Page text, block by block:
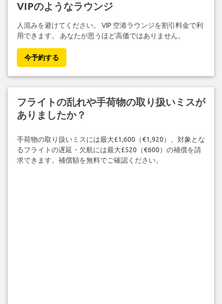
VIPのようなラウンジ
人混みを避けてください。 VIP 空港ラウンジを割引料金で利
用できます。 あなたが思うほど高価ではありません。
今予約する
フライトの乱れや手荷物の取り扱いミスが
ありましたか？
手荷物の取り扱いミスには最大£1,600（€1,920）、対象とな
るフライトの遅延・欠航には最大£520（€600）の補償を請
求できます。補償額を無料でご確認ください。